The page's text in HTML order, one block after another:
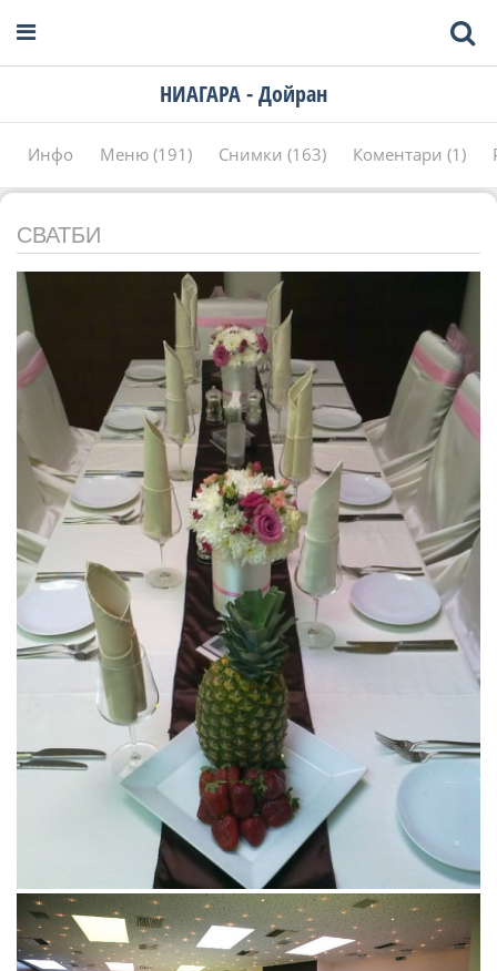
НИАГАРА - Дойран
Инфо Меню (191) Снимки (163) Коментари (1)
СВАТБИ